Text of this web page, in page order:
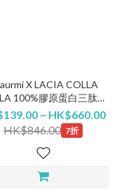
X LACIA COLLA
100%膠原蛋白三肽深
2000Da小分子無色無嗅
(10包x5g) [行貨][日本製
造]
~ HK$660.00
HK$846.00 7折